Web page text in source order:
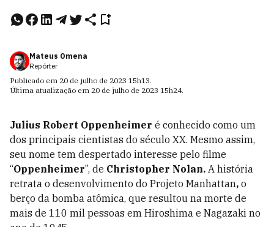
Mateus Omena
Repórter
Publicado em 20 de julho de 2023 15h13.
Última atualização em 20 de julho de 2023 15h24.
Julius Robert Oppenheimer é conhecido como um
dos principais cientistas do século XX. Mesmo assim,
seu nome tem despertado interesse pelo filme
“Oppenheimer”, de Christopher Nolan. A história
retrata o desenvolvimento do Projeto Manhattan, o
berço da bomba atômica, que resultou na morte de
mais de 110 mil pessoas em Hiroshima e Nagazaki no